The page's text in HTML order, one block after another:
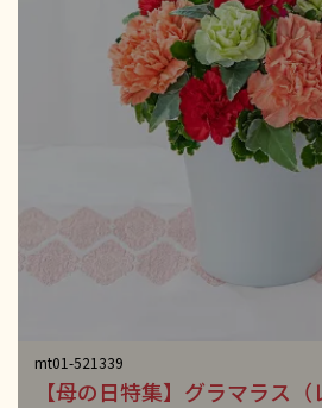
mt01-521339
【母の日特集】グラマラス（